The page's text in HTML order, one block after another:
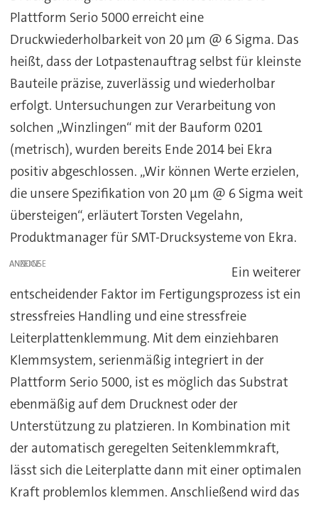
Plattform Serio 5000 erreicht eine
Druckwiederholbarkeit von 20 µm @ 6 Sigma. Das
heißt, dass der Lotpastenauftrag selbst für kleinste
Bauteile präzise, zuverlässig und wiederholbar
erfolgt. Untersuchungen zur Verarbeitung von
solchen „Winzlingen“ mit der Bauform 0201
(metrisch), wurden bereits Ende 2014 bei Ekra
positiv abgeschlossen. „Wir können Werte erzielen,
die unsere Spezifikation von 20 µm @ 6 Sigma weit
übersteigen“, erläutert Torsten Vegelahn,
Produktmanager für SMT-Drucksysteme von Ekra.
ANZEIGE
Ein weiterer
entscheidender Faktor im Fertigungsprozess ist ein
stressfreies Handling und eine stressfreie
Leiterplattenklemmung. Mit dem einziehbaren
Klemmsystem, serienmäßig integriert in der
Plattform Serio 5000, ist es möglich das Substrat
ebenmäßig auf dem Drucknest oder der
Unterstützung zu platzieren. In Kombination mit
der automatisch geregelten Seitenklemmkraft,
lässt sich die Leiterplatte dann mit einer optimalen
Kraft problemlos klemmen. Anschließend wird das